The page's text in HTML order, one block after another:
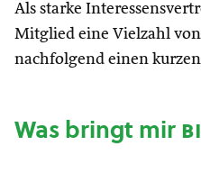
Als starke
Mitglied eine Vielzahl
nachfolgend einen
Was bringt mir